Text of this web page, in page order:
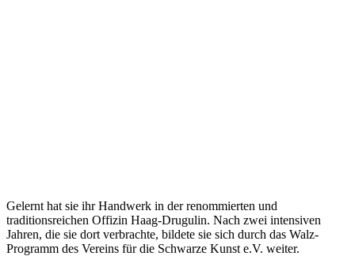
Gelernt hat sie ihr Handwerk in der renommierten und
traditionsreichen Offizin Haag-Drugulin. Nach zwei intensiven
Jahren, die sie dort verbrachte, bildete sie sich durch das Walz-
Programm des Vereins für die Schwarze Kunst e.V. weiter.